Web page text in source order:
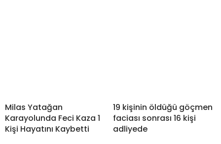
Milas Yatağan
Karayolunda Feci Kaza 1
Kişi Hayatını Kaybetti
19 kişinin öldüğü göçmen
faciası sonrası 16 kişi
adliyede